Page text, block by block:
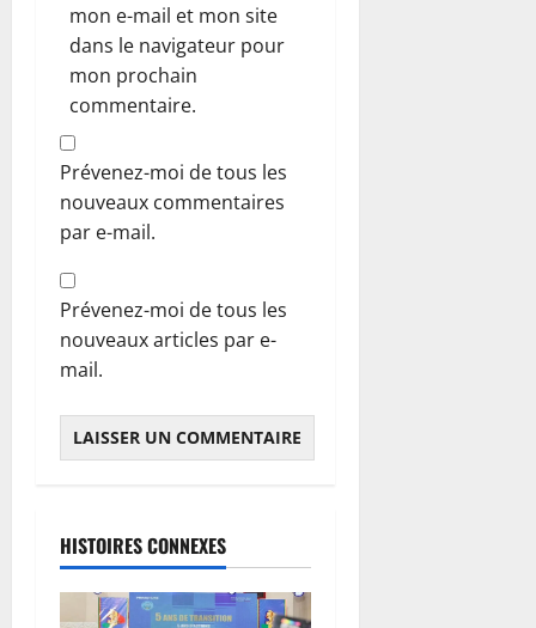
mon e-mail et mon site
dans le navigateur pour
mon prochain
commentaire.
Prévenez-moi de tous les
nouveaux commentaires
par e-mail.
Prévenez-moi de tous les
nouveaux articles par e-
mail.
HISTOIRES CONNEXES